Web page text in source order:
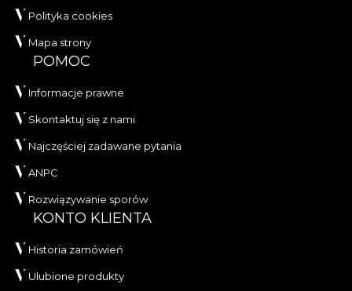
Polityka cookies
Mapa strony
POMOC
Informacje prawne
Skontaktuj się z nami
Najczęściej zadawane pytania
ANPC
Rozwiązywanie sporów
KONTO KLIENTA
Historia zamówień
Ulubione produkty